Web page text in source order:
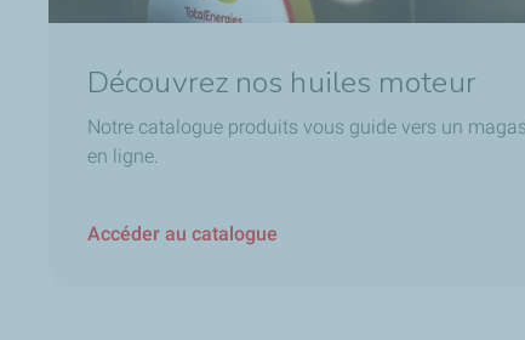
Découvrez nos huiles moteur
Notre catalogue produits vous guide vers un
en ligne.
Accéder au catalogue